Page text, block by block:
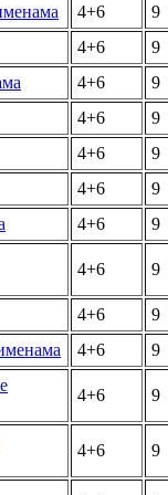
4+6
9
4+6
9
4+6
9
4+6
9
4+6
9
4+6
9
4+6 9
4+6 9
4+6
9
4+6 9
4+6 9
4+6 9